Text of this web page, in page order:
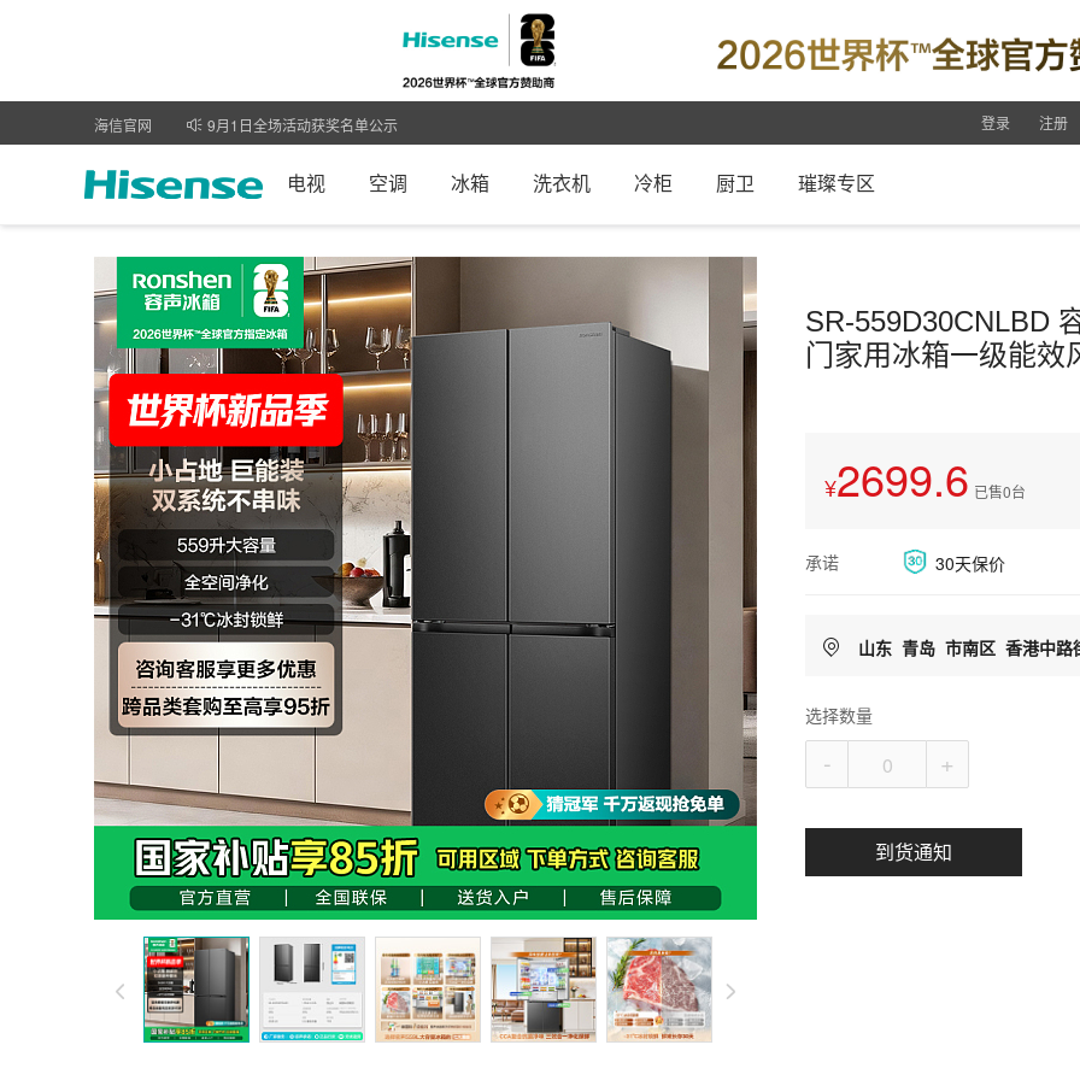
海信官网 大额8月28日中奖名单
登录 注册
电视 空调 冰箱 洗衣机 冷柜 厨卫 璀璨专区
SR-559D30CNLBD
门家用冰箱一级能效
2699.6 已售0台
承诺 30天保价
山东 青岛 市南区 香港中路
选择数量
- +
到货通知